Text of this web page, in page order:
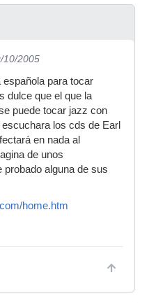
10/2005
para tocar
dulce que el que la
puede tocar jazz con
los cds de Earl
en nada al
de unos
alguna de sus
home.htm